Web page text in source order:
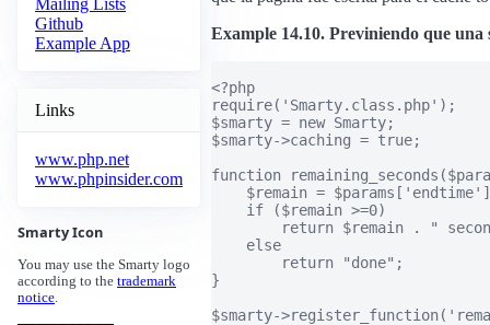
Mailing Lists
Github
Example App
Links
www.php.net
www.phpinsider.com
Smarty Icon
You may use the Smarty logo
according to the trademark
notice.
Example 14.10. Previniendo que una
<?php
require('Smarty.class.php');
$smarty = new Smarty;
$smarty->caching = true;
function
$remain =
    if ($remain >=0)
return $remain . "
    else
        return "done";
}
$smarty-